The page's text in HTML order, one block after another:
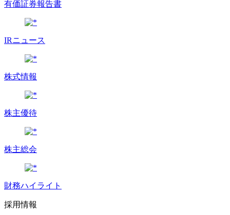
有価証券報告書
IRニュース
株式情報
株主優待
株主総会
財務ハイライト
採用情報